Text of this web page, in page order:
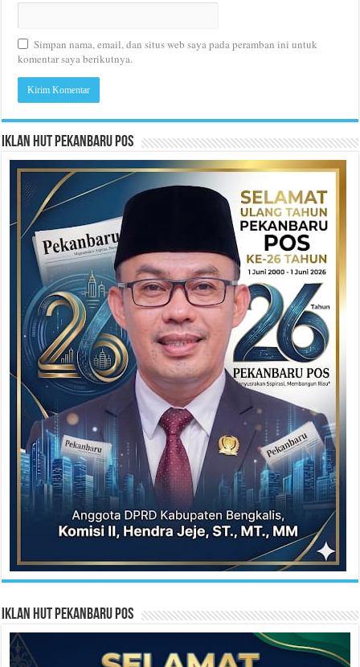
Simpan nama, email, dan situs web saya pada peramban ini untuk
komentar saya berikutnya.
Iklan HUT Pekanbaru Pos
Iklan HUT Pekanbaru Pos